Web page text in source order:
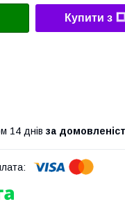
Купити з
14 днів за